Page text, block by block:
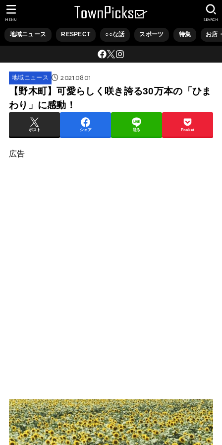
地域ニュース RESPECT ○○な話 スポーツ 特集 お店
SEARCH
MENU
地域ニュース 2021.08.01
【野木町】可愛らしく咲き誇る30万本の「ひま
わり」に感動！
ポスト シェア 送る Pocket
広告